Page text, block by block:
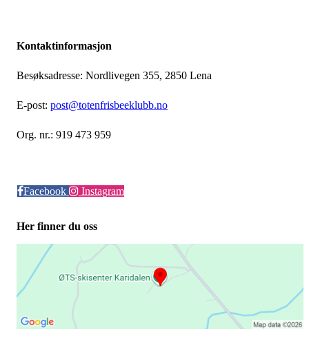
Kontaktinformasjon
Besøksadresse: Nordlivegen 355, 2850 Lena
E-post: post@totenfrisbeeklubb.no
Org. nr.: 919 473 959
Facebook Instagram
Her finner du oss